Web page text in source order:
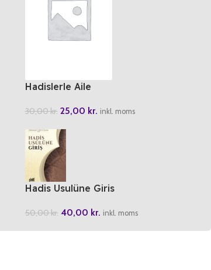
Hadislerle Aile
30,00kr. 25,00 kr. inkl. moms
Hadis Usulüne Giris
50,00kr. 40,00 kr. inkl. moms